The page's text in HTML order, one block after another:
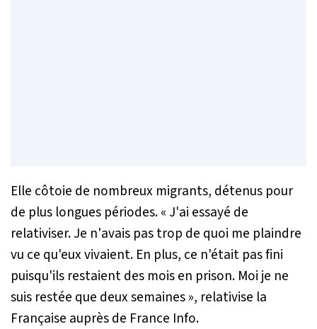
Elle côtoie de nombreux migrants, détenus pour
de plus longues périodes.« J'ai essayé de
relativiser. Je n'avais pas trop de quoi me plaindre
vu ce qu'eux vivaient. En plus, ce n'était pas fini
puisqu'ils restaient des mois en prison. Moi je ne
suis restée que deux semaines », relativise la
Française auprès de France Info.